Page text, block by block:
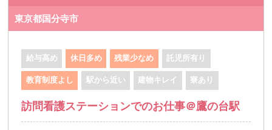
東京都国分寺市
給与高め 休日多め 残業少なめ 託児所有り
教育制度よし 駅から近い 建物キレイ 寮あり
訪問看護ステーションでのお仕事＠鷹の台駅